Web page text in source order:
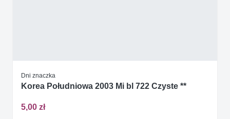
Dni znaczka
Korea Południowa 2003 Mi bl 722 Czyste **
5,00 zł